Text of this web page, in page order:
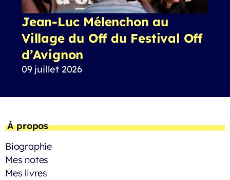
Jean-Luc Mélenchon au
Village du Off du Festival Off
d’Avignon
09 juillet 2026
À propos
Biographie
Mes notes
Mes livres